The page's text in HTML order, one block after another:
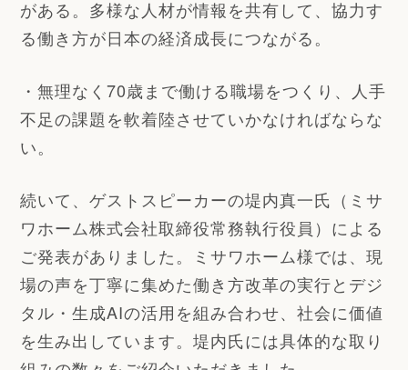
がある。多様な人材が情報を共有して、協力す
る働き方が日本の経済成長につながる。
・無理なく70歳まで働ける職場をつくり、人手
不足の課題を軟着陸させていかなければならな
い。
続いて、ゲストスピーカーの堤内真一氏（ミサ
ワホーム株式会社取締役常務執行役員）による
ご発表がありました。ミサワホーム様では、現
場の声を丁寧に集めた働き方改革の実行とデジ
タル・生成AIの活用を組み合わせ、社会に価値
を生み出しています。堤内氏には具体的な取り